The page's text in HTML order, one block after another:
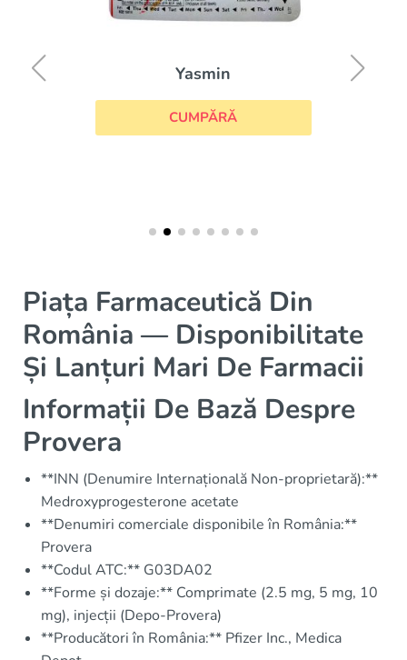
Yasmin
CUMPĂRĂ
Piața Farmaceutică Din
România — Disponibilitate
Și Lanțuri Mari De Farmacii
Informații De Bază Despre
Provera
**INN (Denumire Internațională Non-proprietară):**
Medroxyprogesterone acetate
**Denumiri comerciale disponibile în România:**
Provera
**Codul ATC:** G03DA02
**Forme și dozaje:** Comprimate (2.5 mg, 5 mg, 10
mg), injecții (Depo-Provera)
**Producători în România:** Pfizer Inc., Medica